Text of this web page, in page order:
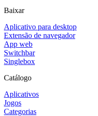
Baixar
Aplicativo para desktop
Extensão de navegador
App web
Switchbar
Singlebox
Catálogo
Aplicativos
Jogos
Categorias